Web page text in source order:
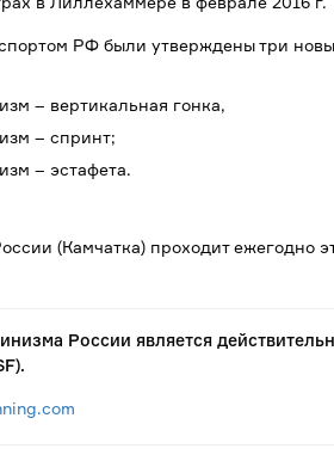
РФ были утверждены три
– вертикальная гонка,
– спринт;
– эстафета.
(Камчатка) проходит ежегодно
России является